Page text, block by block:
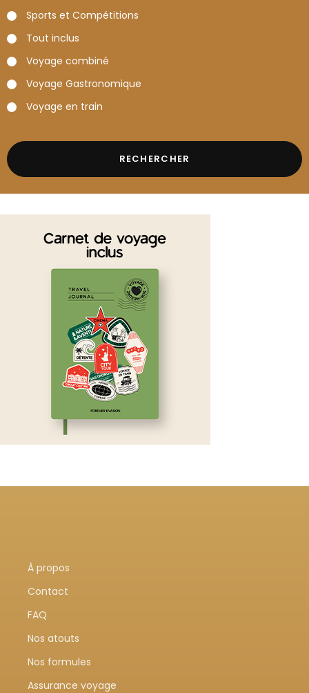
Sports et Compétitions
Tout inclus
Voyage combiné
Voyage Gastronomique
Voyage en train
À propos
Contact
FAQ
Nos atouts
Nos formules
Assurance voyage